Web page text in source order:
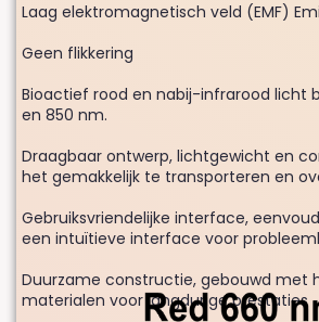
Laag elektromagnetisch veld (EMF)
Geen flikkering
Bioactief rood en nabij-infrarood licht
en 850 nm.
Draagbaar ontwerp, lichtgewicht en
het gemakkelijk te transporteren en
Gebruiksvriendelijke interface,
een intuïtieve interface voor
Duurzame constructie, gebouwd met
materialen voor langdurige prestaties